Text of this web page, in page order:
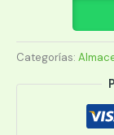
512GB
ULTRA
Categorías: